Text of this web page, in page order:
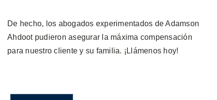
De hecho, los abogados experimentados de Adamson
Ahdoot pudieron asegurar la máxima compensación
para nuestro cliente y su familia. ¡Llámenos hoy!